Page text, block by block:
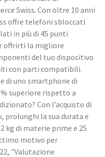
Swiss. Con oltre 10 anni
offre telefoni sbloccati
in più di 45 punti
offrirti la migliore
del tuo dispositivo
con parti compatibili.
di uno smartphone di
superiore rispetto a
Con l’acquisto di
la sua durata e
kg di materie prime e 25
motivo per
"Valutazione